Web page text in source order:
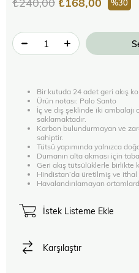
30
Bir kutuda 24 adet geri akış
Ürün notası: Palo Santo
İç ve dış şeklinde iki
saklamaktadır.
Karbon bulundurmayan ve
sahiptir.
Tütsü yapımında yalnızca
Dumanın alta akması için
Geri akış tütsülüklerle birlikte
Hindistan’da üretilmiş ve
Havalandırılamayan
İstek Listeme Ekle
Karşılaştır